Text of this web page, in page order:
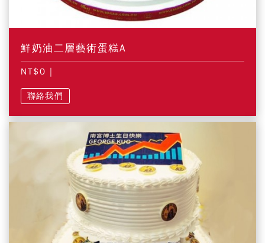
鮮奶油二層藝術蛋糕A
NT$0 |
聯絡我們